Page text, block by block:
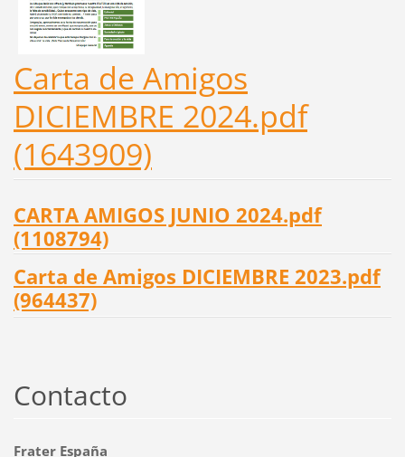
Carta de Amigos
DICIEMBRE 2024.pdf
(1643909)
CARTA AMIGOS JUNIO 2024.pdf
(1108794)
Carta de Amigos DICIEMBRE 2023.pdf
(964437)
Contacto
Frater España